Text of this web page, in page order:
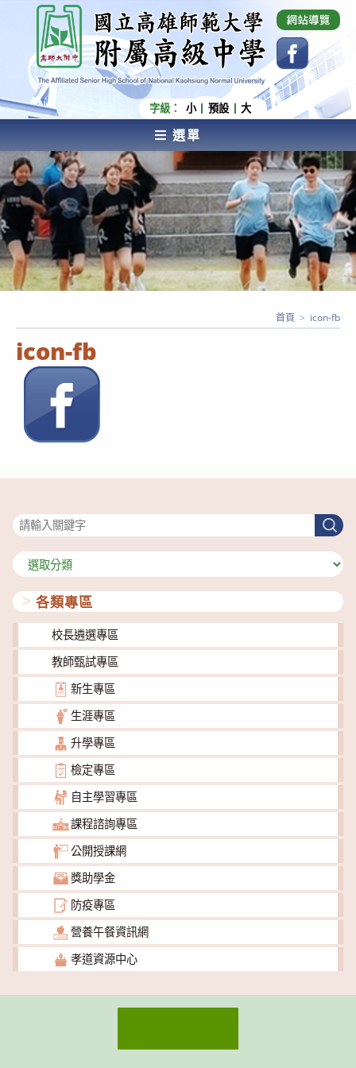
內
容
國立高雄師範大學附屬高級中學 Affiliated Senior
High School of National Kaohsiung Normal
University
字級： 小 預設 大
選單
AFFILIATED SENIOR HIGH SCHOOL OF NATIONAL
KAOHSIUNG NORMAL UNIVERSITY
icon-fb
首頁 > icon-fb
搜
尋
分
類
各類專區
校長遴選專區
教師甄試專區
新生專區
生涯專區
升學專區
檢定專區
自主學習專區
課程諮詢專區
公開授課網
獎助學金
防疫專區
營養午餐資訊網
孝道資源中心